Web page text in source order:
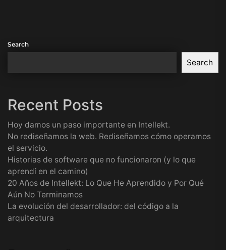
Search
Search
Recent Posts
Hoy damos un paso importante en Intellekt.
No rediseñamos la web. Rediseñamos cómo operamos
el servicio.
Historias de software que no funcionaron (y lo que
aprendí en el camino)
20 Años de Intellekt: Lo Que He Aprendido y Por Qué
Aún No Terminamos
La evolución del desarrollador: del código a la
arquitectura